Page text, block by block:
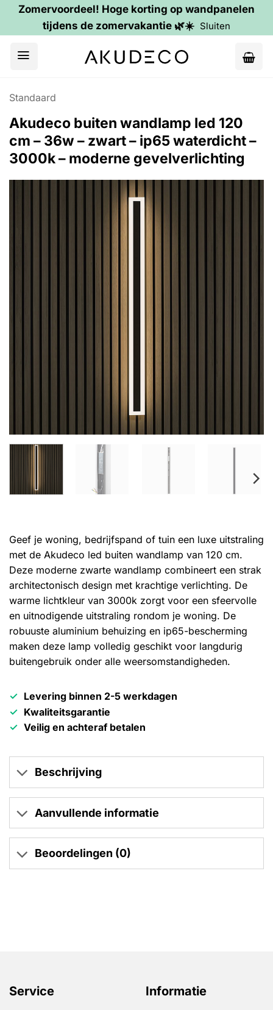
Zomervoordeel! Hoge korting op wandpanelen
tijdens de zomervakantie 🌿☀️ Sluiten
naar
Standaard
Akudeco buiten wandlamp led 120
cm – 36w – zwart – ip65 waterdicht –
3000k – moderne gevelverlichting
Geef je woning, bedrijfspand of tuin een luxe uitstraling
met de Akudeco led buiten wandlamp van 120 cm.
Deze moderne zwarte wandlamp combineert een strak
architectonisch design met krachtige verlichting. De
warme lichtkleur van 3000k zorgt voor een sfeervolle
en uitnodigende uitstraling rondom je woning. De
robuuste aluminium behuizing en ip65-bescherming
maken deze lamp volledig geschikt voor langdurig
buitengebruik onder alle weersomstandigheden.
Levering binnen 2-5 werkdagen
Kwaliteitsgarantie
Veilig en achteraf betalen
Beschrijving
Aanvullende informatie
Beoordelingen (0)
Service Informatie